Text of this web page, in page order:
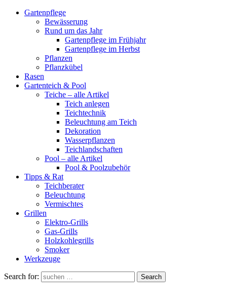
Gartenpflege
Bewässerung
Rund um das Jahr
Gartenpflege im Frühjahr
Gartenpflege im Herbst
Pflanzen
Pflanzkübel
Rasen
Gartenteich & Pool
Teiche – alle Artikel
Teich anlegen
Teichtechnik
Beleuchtung am Teich
Dekoration
Wasserpflanzen
Teichlandschaften
Pool – alle Artikel
Pool & Poolzubehör
Tipps & Rat
Teichberater
Beleuchtung
Vermischtes
Grillen
Elektro-Grills
Gas-Grills
Holzkohlegrills
Smoker
Werkzeuge
Search for: Search